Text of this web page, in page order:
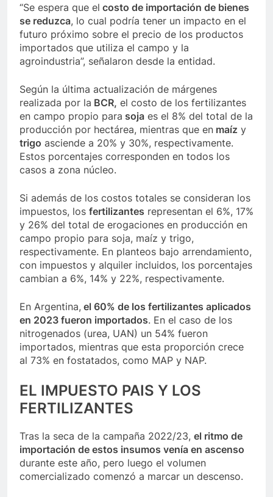
“Se espera que el costo de importación de bienes
se reduzca, lo cual podría tener un impacto en el
futuro próximo sobre el precio de los productos
importados que utiliza el campo y la
agroindustria”, señalaron desde la entidad.
Según la última actualización de márgenes
realizada por la BCR, el costo de los fertilizantes
en campo propio para soja es el 8% del total de la
producción por hectárea, mientras que en maíz y
trigo asciende a 20% y 30%, respectivamente.
Estos porcentajes corresponden en todos los
casos a zona núcleo.
Si además de los costos totales se consideran los
impuestos, los fertilizantes representan el 6%, 17%
y 26% del total de erogaciones en producción en
campo propio para soja, maíz y trigo,
respectivamente. En planteos bajo arrendamiento,
con impuestos y alquiler incluidos, los porcentajes
cambian a 6%, 14% y 22%, respectivamente.
En Argentina, el 60% de los fertilizantes aplicados
en 2023 fueron importados. En el caso de los
nitrogenados (urea, UAN) un 54% fueron
importados, mientras que esta proporción crece
al 73% en fostatados, como MAP y NAP.
EL IMPUESTO PAIS Y LOS
FERTILIZANTES
Tras la seca de la campaña 2022/23, el ritmo de
importación de estos insumos venía en ascenso
durante este año, pero luego el volumen
comercializado comenzó a marcar un descenso.